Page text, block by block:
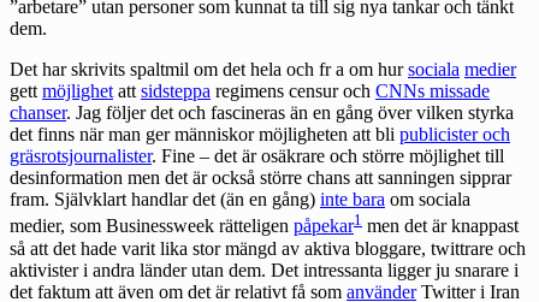
”arbetare” utan personer som kunnat ta till sig nya tankar och tänkt
dem.
Det har skrivits spaltmil om det hela och fr a om hursociala medier
gettmöjlighetattsidsteppa regimens censur och CNNs missade
chanser. Jag följer det och fascineras än en gång över vilken styrka
det finns när man ger människor möjligheten att bli publicister och
gräsrotsjournalister. Fine – det är osäkrare och större möjlighet till
desinformation men det är också större chans att sanningen sipprar
fram. Självklart handlar det (än en gång) inte bara om sociala
medier, som Businessweek rätteligen påpekar1 men det är knappast
så att det hade varit lika stor mängd av aktiva bloggare, twittrare och
aktivister i andra länder utan dem. Det intressanta ligger ju snarare i
det faktum att även om det är relativt få som använderTwitter i Iran